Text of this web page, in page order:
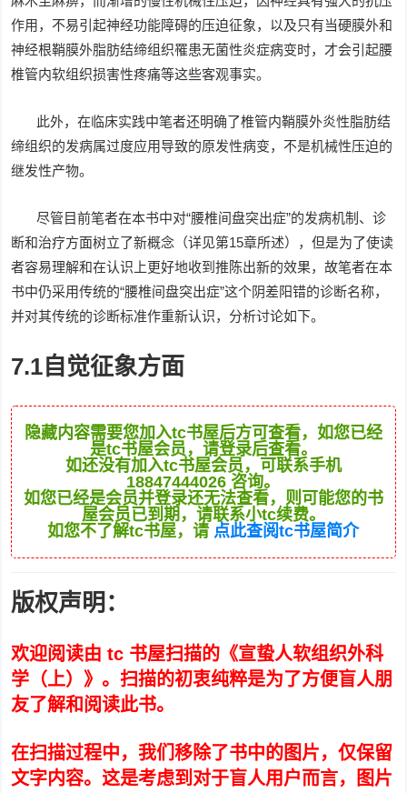
作用，不易引起神经功能障碍的压迫征象，以及只有当硬膜外和
神经根鞘膜外脂肪结缔组织罹患无菌性炎症病变时，才会引起腰
椎管内软组织损害性疼痛等这些客观事实。
此外，在临床实践中笔者还明确了椎管内鞘膜外炎性脂肪结
缔组织的发病属过度应用导致的原发性病变，不是机械性压迫的
继发性产物。
尽管目前笔者在本书中对“腰椎间盘突出症”的发病机制、诊
断和治疗方面树立了新概念（详见第15章所述），但是为了使读
者容易理解和在认识上更好地收到推陈出新的效果，故笔者在本
书中仍采用传统的“腰椎间盘突出症”这个阴差阳错的诊断名称，
并对其传统的诊断标准作重新认识，分析讨论如下。
7.1自觉征象方面
隐藏内容需要您加入tc书屋后方可查看，如您已经
是tc书屋会员，请登录后查看。
如还没有加入tc书屋会员，可联系手机
18847444026 咨询。
如您已经是会员并登录还无法查看，则可能您的书
屋会员已到期，请联系小tc续费。
如您不了解tc书屋，请 点此查阅tc书屋简介
版权声明：
欢迎阅读由 tc 书屋扫描的《宣蛰人软组织外科
学（上）》。扫描的初衷纯粹是为了方便盲人朋
友了解和阅读此书。
在扫描过程中，我们移除了书中的图片，仅保留
文字内容。这是考虑到对于盲人用户而言，图片